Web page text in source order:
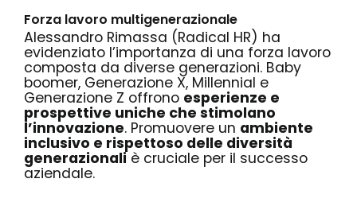
Forza lavoro multigenerazionale
Alessandro Rimassa (Radical HR) ha
evidenziato l’importanza di una forza lavoro
composta da diverse generazioni. Baby
boomer, Generazione X, Millennial e
Generazione Z offrono esperienze e
prospettive uniche che stimolano
l’innovazione. Promuovere un ambiente
inclusivo e rispettoso delle diversità
generazionaliè cruciale per il successo
aziendale.